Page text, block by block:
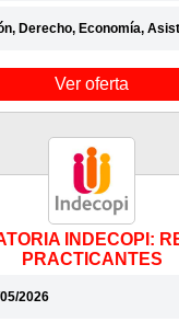
Derecho, Economía,
Ver oferta
INDECOPI:
PRACTICANTES
2026